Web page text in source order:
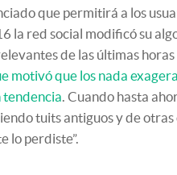
que permitirá a los
la red social modificó su
de las últimas
motivó que los nada
. Cuando hasta
tuits antiguos y de
lo perdiste”.